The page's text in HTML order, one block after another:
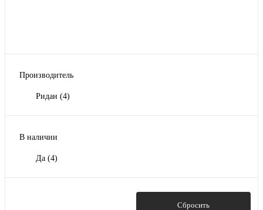
Производитель
Ридан (4)
В наличии
Да (4)
Сбросить